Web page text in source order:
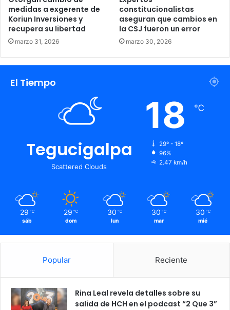
medidas a exgerente de
Koriun Inversiones y
recupera su libertad
marzo 31, 2026
constitucionalistas
aseguran que cambios en
la CSJ fueron un error
marzo 30, 2026
El Tiempo
Tegucigalpa
Scattered Clouds
18 ℃
29º - 18º
96%
2.47 km/h
29 ℃
sáb
29 ℃
dom
30 ℃
lun
30 ℃
mar
30 ℃
mié
Popular Reciente
Rina Leal revela detalles sobre su
salida de HCH en el podcast “2 Que 3”